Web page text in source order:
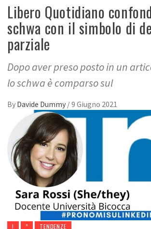
Libero Quotidiano
schwa con il simbolo di
parziale
Dopo aver preso posto in un
lo schwa è comparso sul
By Davide Dummy /9 Giugno 2021
! * TENDENZE